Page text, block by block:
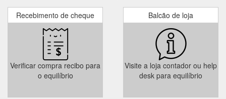
Recebimento de cheque
Verificar compra recibo para
o equilíbrio
Balcão de loja
Visite a loja contador ou help
desk para equilíbrio